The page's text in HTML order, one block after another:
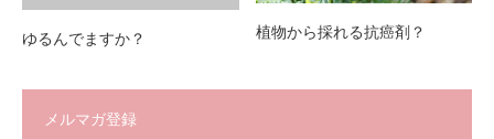
ゆるんでますか？ 植物から採れる抗癌剤？
メルマガ登録